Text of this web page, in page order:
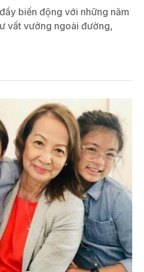
biến động với những năm
vất vưởng ngoài đường,